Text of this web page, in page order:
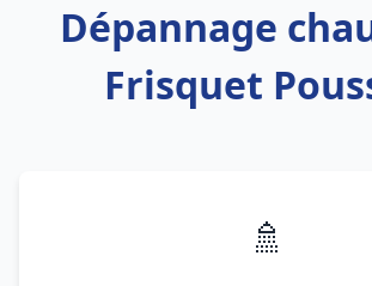
Dépannage
Frisquet
🚿